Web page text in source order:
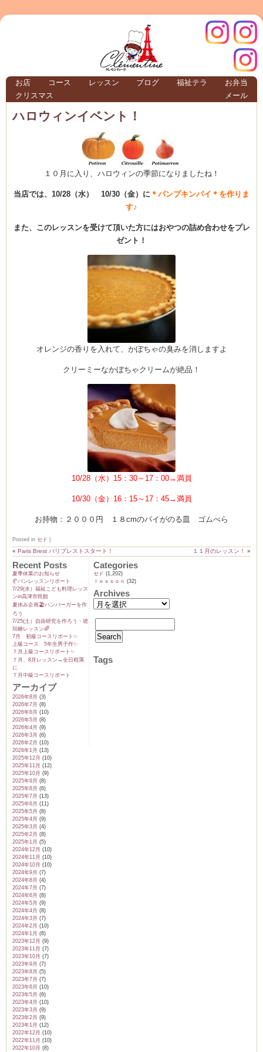
クレモンティーヌ – 新百合ヶ丘の料理教
室・テイクアウト Clémentine (produced
by CEDO)
お店 コース レッスン ブログ 福祉テラ
お弁当
クリスマス
メール
インス
タグラ
クレモ
ンティ
テラ
ハロウィンイベント！
１０月に入り、ハロウィンの季節になりましたね！
当店では、10/28（水） 10/30（金）に ＊パンプキンパイ＊を作りま
す♪
また、このレッスンを受けて頂いた方にはおやつの詰め合わせをプレ
ゼント！
オレンジの香りを入れて、かぼちゃの臭みを消しますよ
クリーミーなかぼちゃクリームが絶品！
10/28（水）15：30～17：00→満員
10/30（金）16：15～17：45→満員
お持物：２０００円 １８cmのパイがのる皿 ゴムべら
Posted in セド
« Paris Brest パリブレストスタート！ １１月のレッスン！ »
Recent Posts
夏季休業のお知らせ
🥐パンレッスンリポート
7/29(水）福祉こども料理レッス
ンin高津市民館
夏休み企画🏖️ハンバーガーを作
ろう
7/25(土）自由研究を作ろう・琥
珀糖レッスン🌈
7月 初級コースリポート✨️
上級コース 5年生男子作✨️
７月上級コースリポート✨️
７月、8月レッスン→全日程🈵
に
７月中級コースリポート
アーカイブ
2026年8月 (3)
2026年7月 (8)
2026年6月 (10)
2026年5月 (8)
2026年4月 (9)
2026年3月 (6)
2026年2月 (10)
2026年1月 (13)
2025年12月 (10)
2025年11月 (12)
2025年10月 (9)
2025年9月 (8)
2025年8月 (6)
2025年7月 (13)
2025年6月 (11)
2025年5月 (8)
2025年4月 (9)
2025年3月 (4)
2025年2月 (8)
2025年1月 (5)
2024年12月 (10)
2024年11月 (10)
2024年10月 (10)
2024年9月 (7)
2024年8月 (4)
2024年7月 (7)
2024年6月 (8)
2024年5月 (9)
2024年4月 (8)
2024年3月 (7)
2024年2月 (10)
2024年1月 (6)
2023年12月 (9)
2023年11月 (7)
2023年10月 (7)
2023年9月 (7)
2023年8月 (5)
2023年7月 (7)
2023年6月 (10)
2023年5月 (6)
2023年4月 (10)
2023年3月 (9)
2023年2月 (9)
2023年1月 (12)
2022年12月 (10)
2022年11月 (10)
2022年10月 (8)
Categories
セド (1,202)
ｌｅｓｓｏｎ (32)
Archives
Tags